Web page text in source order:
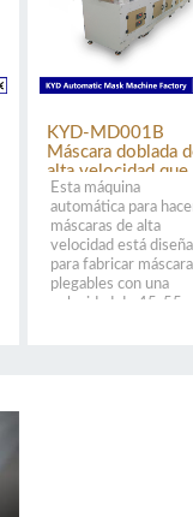
KYD-MD001B
Máscara doblada
alta velocidad que
hace la máquina
Esta máquina
automática para
máscaras de alta
velocidad está
para fabricar
plegables con una
velocidad de 45-